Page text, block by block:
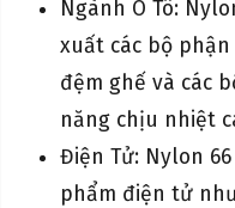
Ngành Ô Tô:
xuất các bộ
đệm ghế và các
năng chịu nhiệt
Điện Tử: Nylon
phẩm điện tử